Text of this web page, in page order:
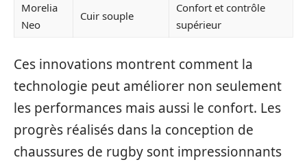
Morelia
Neo
Cuir souple
Confort et contrôle
supérieur
Ces innovations montrent comment la
technologie peut améliorer non seulement
les performances mais aussi le confort. Les
progrès réalisés dans la conception de
chaussures de rugby sont impressionnants